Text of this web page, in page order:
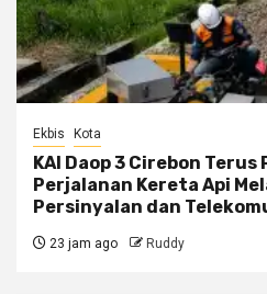
Ekbis Kota
KAI Daop 3 Cirebon
Perjalanan Kereta Api
Persinyalan dan
23 jam ago Ruddy